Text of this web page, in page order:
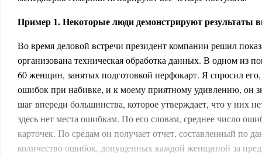
Пример 1. Некоторые люди демонстрируют результаты
Во время деловой встречи президент компании решил
организована техническая обработка данных. В одном из
60 женщин, занятых подготовкой перфокарт. Я спросил его,
ошибок при набивке, и к моему приятному удивлению, он
шаг впереди большинства, которое утверждает, что у них
здесь нет места ошибкам. По его словам, среднее число
карточек. По средам он получает отчет, составленный по
количество ошибок, допущенных каждой женщиной за